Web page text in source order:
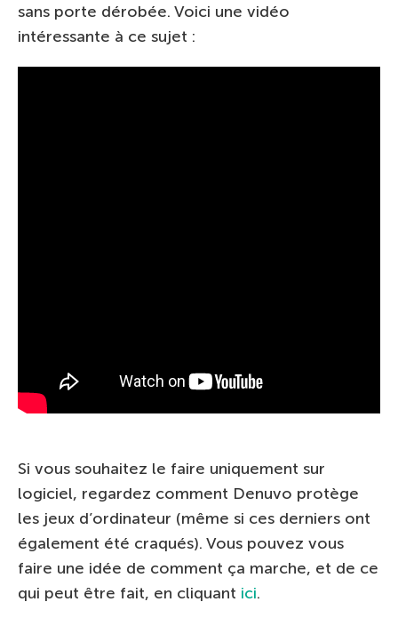
sans porte dérobée. Voici une vidéo
intéressante à ce sujet :
Si vous souhaitez le faire uniquement sur
logiciel, regardez comment Denuvo protège
les jeux d’ordinateur (même si ces derniers ont
également été craqués). Vous pouvez vous
faire une idée de comment ça marche, et de ce
qui peut être fait, en cliquant ici.